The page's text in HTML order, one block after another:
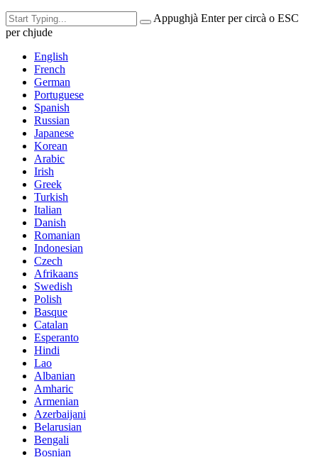
Appughjà Enter per circà o ESC
per chjude
English
French
German
Portuguese
Spanish
Russian
Japanese
Korean
Arabic
Irish
Greek
Turkish
Italian
Danish
Romanian
Indonesian
Czech
Afrikaans
Swedish
Polish
Basque
Catalan
Esperanto
Hindi
Lao
Albanian
Amharic
Armenian
Azerbaijani
Belarusian
Bengali
Bosnian